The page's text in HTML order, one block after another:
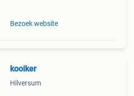
Bezoek website
kooiker
Hilversum